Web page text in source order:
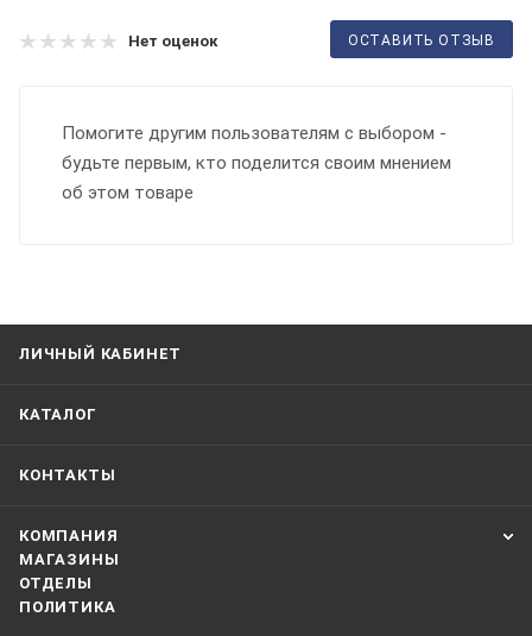
Нет оценок ОСТАВИТЬ ОТЗЫВ
Помогите другим пользователям с выбором -
будьте первым, кто поделится своим мнением
об этом товаре
ЛИЧНЫЙ КАБИНЕТ
КАТАЛОГ
КОНТАКТЫ
КОМПАНИЯ
МАГАЗИНЫ
ОТДЕЛЫ
ПОЛИТИКА